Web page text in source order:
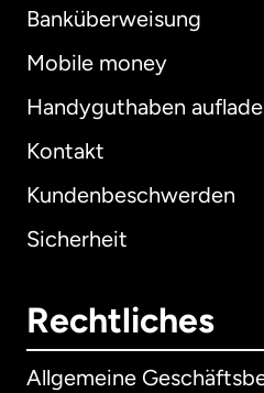
Banküberweisung
Mobile money
Handyguthaben
Kontakt
Kundenbeschwerden
Sicherheit
Rechtliches
Allgemeine